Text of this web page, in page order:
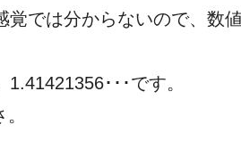
覚では分からないので、数
･･･です。